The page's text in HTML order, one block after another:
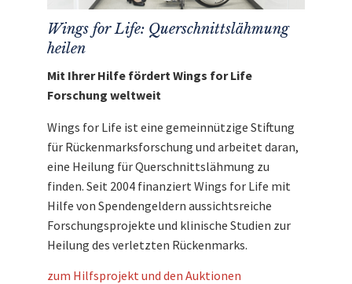
Wings for Life: Querschnittslähmung
heilen
Mit Ihrer Hilfe fördert Wings for Life
Forschung weltweit
Wings for Life ist eine gemeinnützige Stiftung
für Rückenmarksforschung und arbeitet daran,
eine Heilung für Querschnittslähmung zu
finden. Seit 2004 finanziert Wings for Life mit
Hilfe von Spendengeldern aussichtsreiche
Forschungsprojekte und klinische Studien zur
Heilung des verletzten Rückenmarks.
zum Hilfsprojekt und den Auktionen